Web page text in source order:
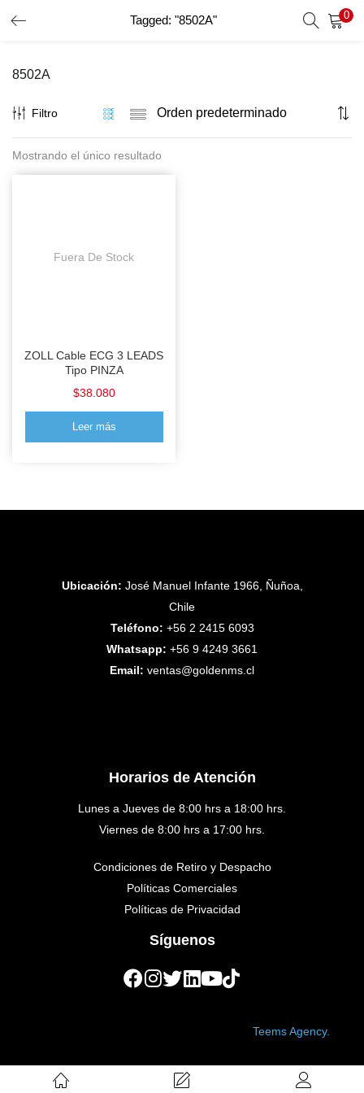
Tagged: "8502A" 0
INICIO DE SESIÓN
Introduzca su nombre de usuario y contraseña para iniciar
Recordar Datos
Recuperar Contraseña
8502A
Filtro
Mostrando el único resultado
Fuera De Stock
ZOLL Cable ECG 3 LEADS
Tipo PINZA
$38.080
Leer más
Ubicación: José Manuel Infante 1966, Ñuñoa,
Chile
Teléfono: +56 2 2415 6093
Whatsapp: +56 9 4249 3661
Email: ventas@goldenms.cl
Horarios de Atención
Lunes a Jueves de 8:00 hrs a 18:00 hrs.
Viernes de 8:00 hrs a 17:00 hrs.
Condiciones de Retiro y Despacho
Políticas Comerciales
Políticas de Privacidad
Síguenos
Teems Agency.